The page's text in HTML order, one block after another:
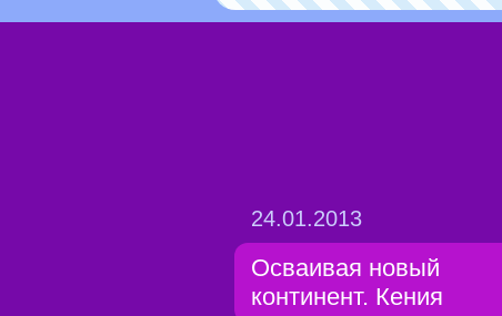
24.01.2013
Осваивая новый
континент. Кения